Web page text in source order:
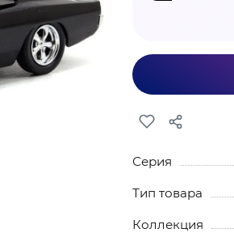
Серия
Тип товара
Коллекция